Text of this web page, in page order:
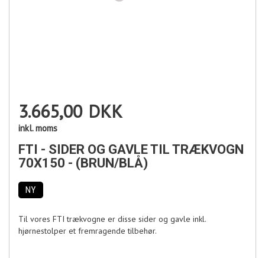
3.665,00 DKK
inkl. moms
FTI - SIDER OG GAVLE TIL TRÆKVOGN
70X150 - (BRUN/BLÅ)
NY
Til vores FTI trækvogne er disse sider og gavle inkl.
hjørnestolper et fremragende tilbehør.